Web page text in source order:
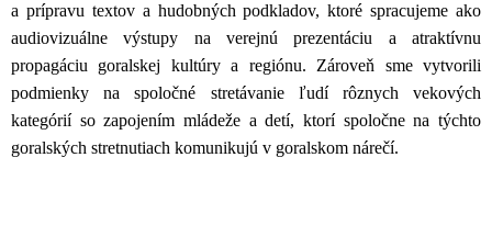
a prípravu textov a hudobných podkladov, ktoré spracujeme ako
audiovizuálne výstupy na verejnú prezentáciu a atraktívnu
propagáciu goralskej kultúry a regiónu. Zároveň sme vytvorili
podmienky na spoločné stretávanie ľudí rôznych vekových
kategórií so zapojením mládeže a detí, ktorí spoločne na týchto
goralských stretnutiach komunikujú v goralskom nárečí.